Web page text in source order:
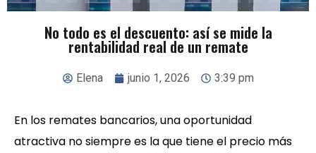
No todo es el descuento: así se mide la
rentabilidad real de un remate
Elena junio 1, 2026 3:39 pm
En los remates bancarios, una oportunidad
atractiva no siempre es la que tiene el precio más